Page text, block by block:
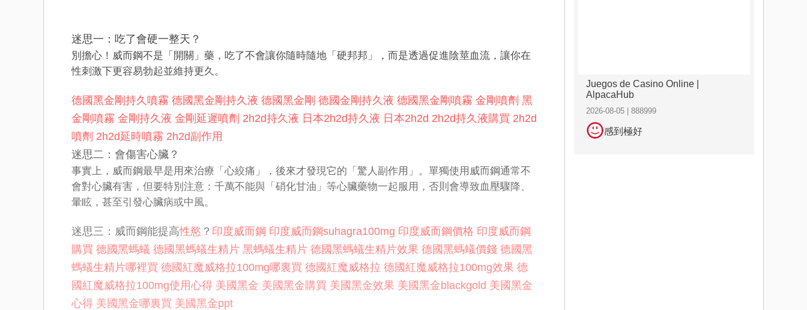
迷思一：吃了會硬一整天？
別擔心！威而鋼不是「開關」藥，吃了不會讓你隨時隨地「硬邦邦」，而是透過促進陰莖血流，讓你在
性刺激下更容易勃起並維持更久。
德國黑金剛持久噴霧 德國黑金剛持久液 德國黑金剛 德國金剛持久液 德國黑金剛噴霧 金剛噴劑 黑
金剛噴霧 金剛持久液 金剛延遲噴劑 2h2d持久液 日本2h2d持久液 日本2h2d 2h2d持久液購買 2h2d
噴劑 2h2d延時噴霧 2h2d副作用
迷思二：會傷害心臟？
事實上，威而鋼最早是用來治療「心絞痛」，後來才發現它的「驚人副作用」。單獨使用威而鋼通常不
會對心臟有害，但要特別注意：千萬不能與「硝化甘油」等心臟藥物一起服用，否則會導致血壓驟降、
暈眩，甚至引發心臟病或中風。
迷思三：威而鋼能提高性慾 ？ 印度威而鋼 印度威而鋼suhagra100mg 印度威而鋼價格 印度威而鋼
購買 德國黑螞蟻 德國黑螞蟻生精片 黑螞蟻生精片 德國黑螞蟻生精片效果 德國黑螞蟻價錢 德國黑
螞蟻生精片哪裡買 德國紅魔威格拉100mg哪裏買 德國紅魔威格拉 德國紅魔威格拉100mg效果 德
國紅魔威格拉100mg使用心得 美國黑金 美國黑金購買 美國黑金效果 美國黑金blackgold 美國黑金
心得 美國黑金哪裏買 美國黑金ppt
Juegos de Casino Online |
AlpacaHub
2026-08-05 | 888999
感到極好